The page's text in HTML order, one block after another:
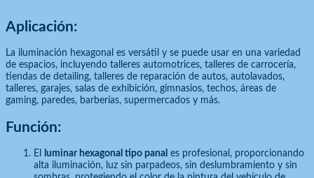
Aplicación:
La iluminación hexagonal es versátil y se puede usar en una variedad
de espacios, incluyendo talleres automotrices, talleres de carrocería,
tiendas de detailing, talleres de reparación de autos, autolavados,
talleres, garajes, salas de exhibición, gimnasios, techos, áreas de
gaming, paredes, barberías, supermercados y más.
Función:
El luminar hexagonal tipo panal es profesional, proporcionando
alta iluminación, luz sin parpadeos, sin deslumbramiento y sin